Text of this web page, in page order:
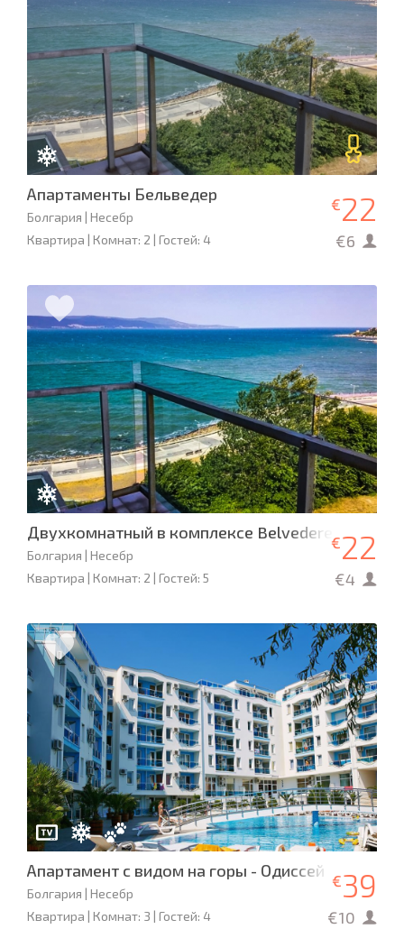
Апартаменты Бельведер
Болгария | Несебр
Квартира | Комнат: 2 | Гостей: 4
€22
€6
Двухкомнатный в комплексе Belvedere
Болгария | Несебр
Квартира | Комнат: 2 | Гостей: 5
€22
€4
Апартамент с видом на горы - Одиссей
Болгария | Несебр
Квартира | Комнат: 3 | Гостей: 4
€39
€10